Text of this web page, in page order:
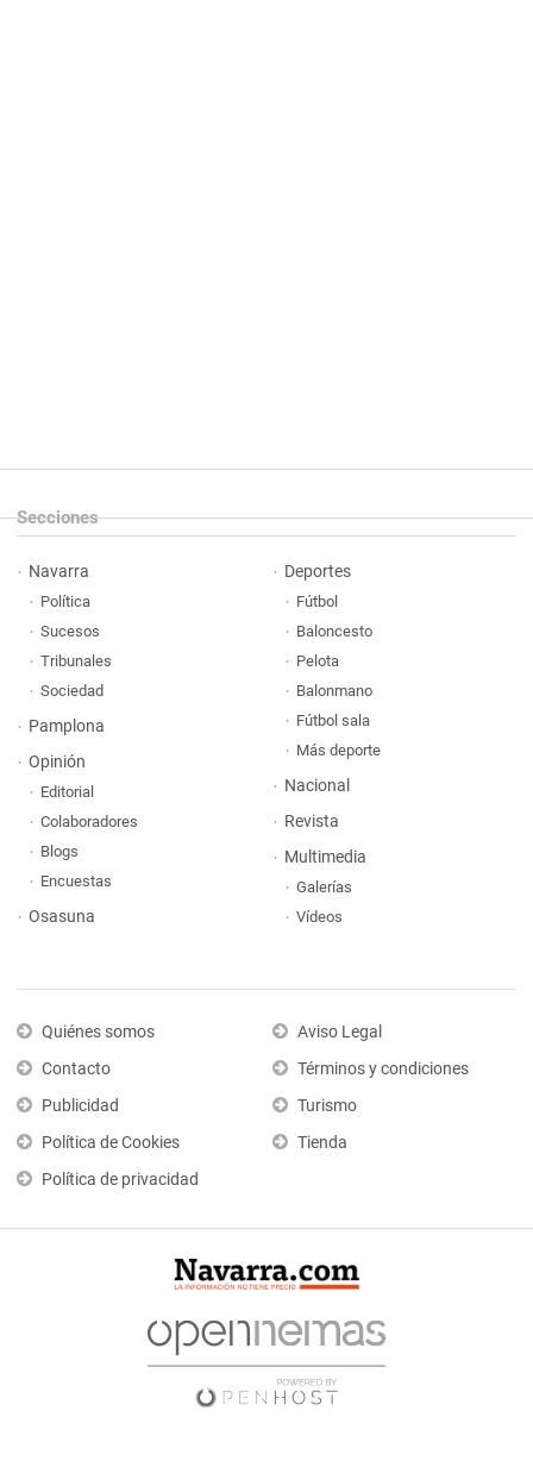
Secciones
Navarra
Política
Sucesos
Tribunales
Sociedad
Pamplona
Opinión
Editorial
Colaboradores
Blogs
Encuestas
Osasuna
Deportes
Fútbol
Baloncesto
Pelota
Balonmano
Fútbol sala
Más deporte
Nacional
Revista
Multimedia
Galerías
Vídeos
Quiénes somos
Contacto
Publicidad
Política de Cookies
Política de privacidad
Aviso Legal
Términos y condiciones
Turismo
Tienda